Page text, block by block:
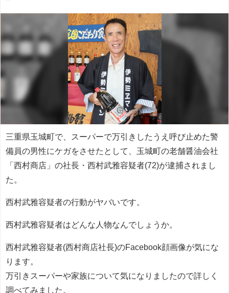
三重県玉城町で、スーパーで万引きしたうえ呼び止めた警
備員の男性にケガをさせたとして、玉城町の老舗醤油会社
「西村商店」の社長・西村武雅容疑者(72)が逮捕されまし
た。
西村武雅容疑者の行動がヤバいです。
西村武雅容疑者はどんな人物なんでしょうか。
西村武雅容疑者(西村商店社長)のFacebook顔画像が気にな
ります。
万引きスーパーや家族について気になりましたので詳しく
調べてみました。